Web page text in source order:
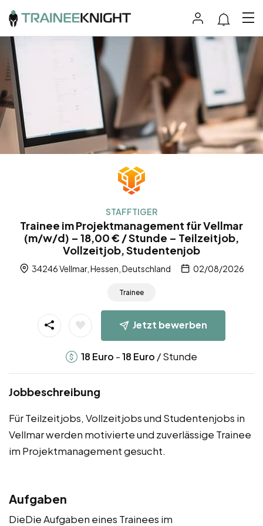
STAFFTIGER
Trainee im Projektmanagement für Vellmar
(m/w/d) – 18,00 € / Stunde – Teilzeitjob,
Vollzeitjob, Studentenjob
34246 Vellmar, Hessen, Deutschland 02/08/2026
Trainee
Jetzt bewerben
18 Euro -18 Euro / Stunde
Jobbeschreibung
Für Teilzeitjobs, Vollzeitjobs und Studentenjobs in
Vellmar werden motivierte und zuverlässige Trainee
im Projektmanagement gesucht.
Aufgaben
DieDie Aufgaben eines Trainees im